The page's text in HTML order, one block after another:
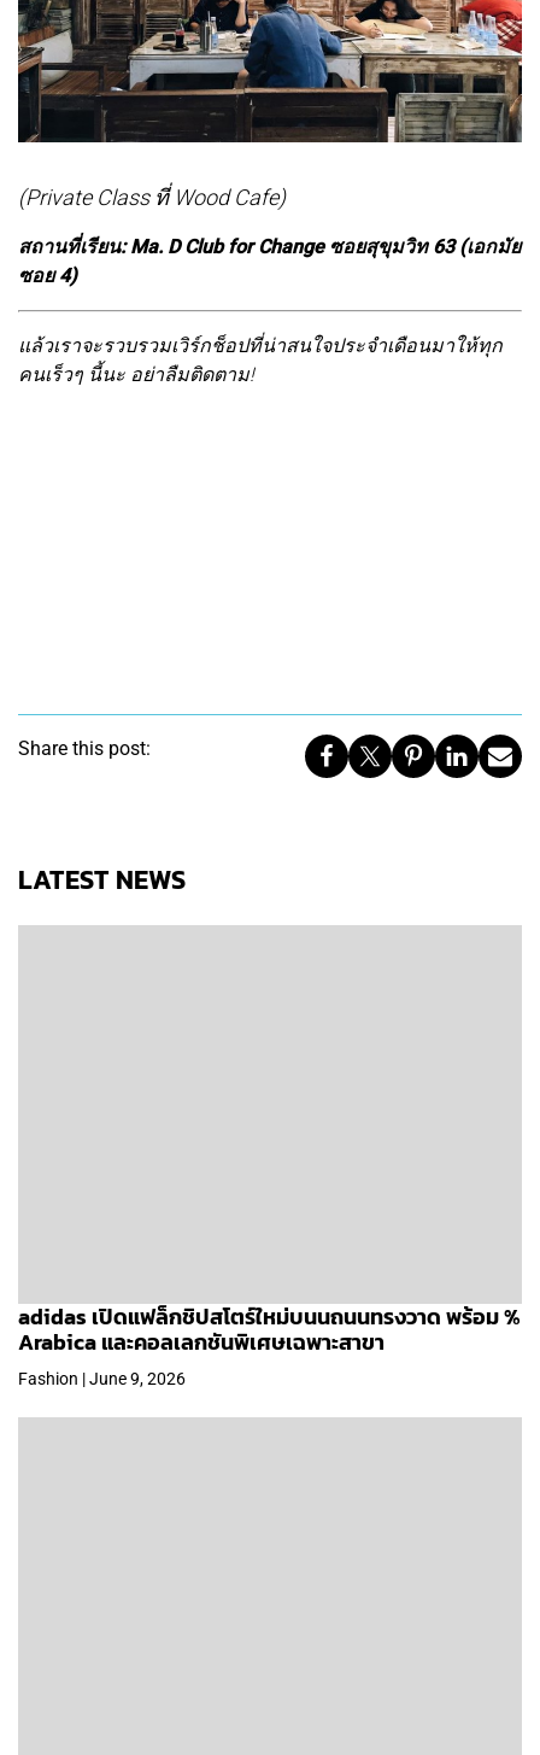
(Private Class ที่ Wood Cafe)
สถานที่เรียน: Ma. D Club for Change ซอยสุขุมวิท 63 (เอกมัย
ซอย 4)
แล้วเราจะรวบรวมเวิร์กช็อปที่น่าสนใจประจำเดือนมาให้ทุก
คนเร็วๆ นี้นะ อย่าลืมติดตาม!
Share this post:
LATEST NEWS
adidas เปิดแฟล็กชิปสโตร์ใหม่บนนถนนทรงวาด พร้อม %
Arabica และคอลเลกชันพิเศษเฉพาะสาขา
Fashion | June 9, 2026